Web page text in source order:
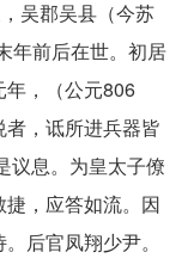
吴郡吴县（今苏
年前后在世。初居
，（公元806
，诋所进兵器皆
议息。为皇太子僚
，应答如流。因
后官凤翔少尹。